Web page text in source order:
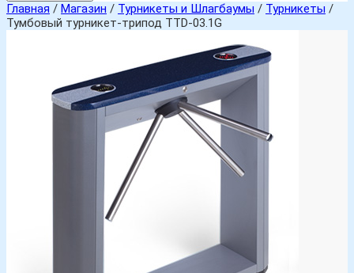
Главная / Магазин / Турникеты и Шлагбаумы / Турникеты /
Тумбовый турникет-трипод TTD-03.1G